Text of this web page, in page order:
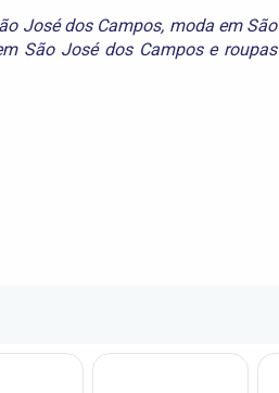
José dos Campos, moda em São
São José dos Campose roupas